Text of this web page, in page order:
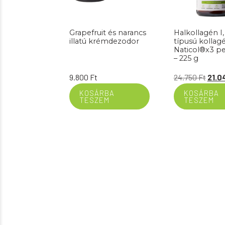
Grapefruit és narancs
illatú krémdezodor
9.800 Ft
KOSÁRBA
TESZEM
Halkollagén I,
típusú
Naticol®x3
– 225 g
24.750Ft
price
was:
KOSÁRBA
TESZEM